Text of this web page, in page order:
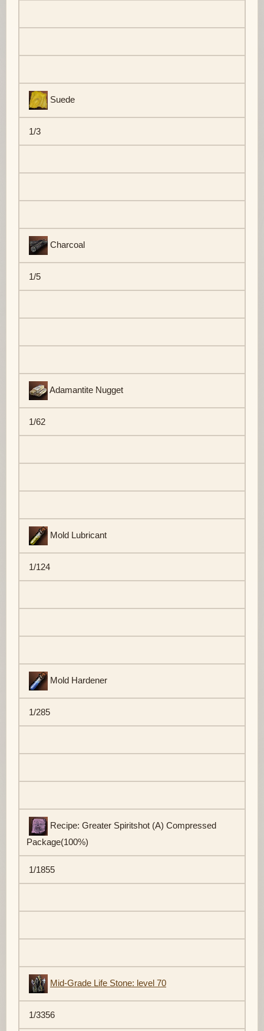
Suede
1/3
Charcoal
1/5
Adamantite Nugget
1/62
Mold Lubricant
1/124
Mold Hardener
1/285
Recipe: Greater Spiritshot (A) Compressed
Package(100%)
1/1855
Mid-Grade Life Stone: level 70
1/3356